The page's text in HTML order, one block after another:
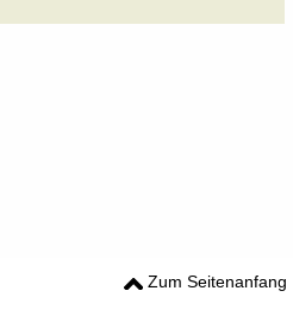
Zum Seitenanfang